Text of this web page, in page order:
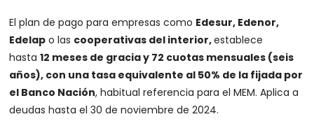
El plan de pago para empresas como Edesur, Edenor,
Edelap o las cooperativas del interior,establece
hasta12 meses de gracia y 72 cuotas mensuales (seis
años), con una tasa equivalente al 50% de la fijada por
el Banco Nación, habitual referencia para el MEM. Aplica a
deudas hasta el 30 de noviembre de 2024.